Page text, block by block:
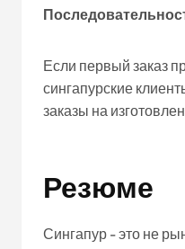
Если первый заказ
сингапурские
заказы на
Резюме
Сингапур - это не